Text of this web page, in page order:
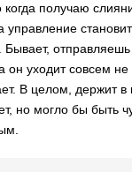
когда получаю
управление
он уходит совсем
В целом, держит
но могло бы быть